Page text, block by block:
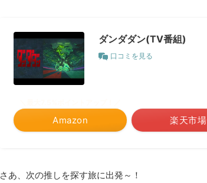
ダンダダン(TV番組)
口コミを見る
Amazon 楽天市場
さあ、次の推しを探す旅に出発～！